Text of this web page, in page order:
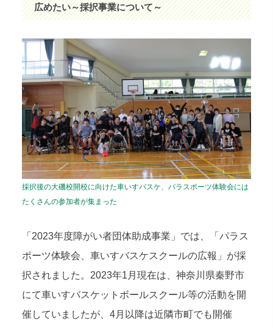
広めたい～採択事業について～
採択後の大磯校開校に向けた車いすバスケ、パラスポーツ体験会には
たくさんの参加者が集まった
「2023年度障がい者団体助成事業」では、「パラス
ポーツ体験会、車いすバスケスクールの広報」が採
択されました。2023年1月現在は、神奈川県秦野市
にて車いすバスケットボールスクール等の活動を開
催していましたが、4月以降は近隣市町でも開催